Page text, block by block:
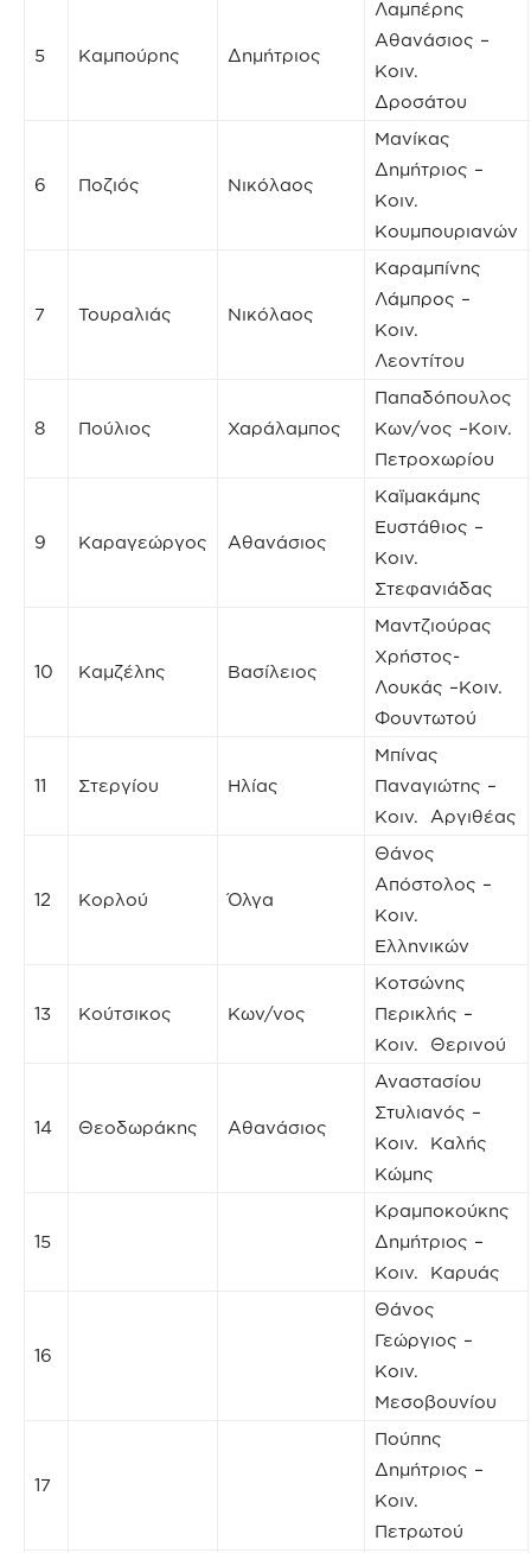
5 Καμπούρης Δημήτριος
Λαμπέρης
Αθανάσιος –
Κοιν.
Δροσάτου
6 Ποζιός Νικόλαος
Μανίκας
Δημήτριος –
Κοιν.
Κουμπουριανών
7 Τουραλιάς Νικόλαος
Καραμπίνης
Λάμπρος –
Κοιν.
Λεοντίτου
8 Πούλιος Χαράλαμπος
Παπαδόπουλος
Κων/νος –Κοιν.
Πετροχωρίου
9 Καραγεώργος Αθανάσιος
Καϊμακάμης
Ευστάθιος –
Κοιν.
Στεφανιάδας
10 Καμζέλης Βασίλειος
Μαντζιούρας
Χρήστος-
Λουκάς –Κοιν.
Φουντωτού
11 Στεργίου Ηλίας
Μπίνας
Παναγιώτης –
Κοιν. Αργιθέας
12 Κορλού Όλγα
Θάνος
Απόστολος –
Κοιν.
Ελληνικών
13 Κούτσικος Κων/νος
Κοτσώνης
Περικλής –
Κοιν. Θερινού
14 Θεοδωράκης Αθανάσιος
Αναστασίου
Στυλιανός –
Κοιν. Καλής
Κώμης
15
Κραμποκούκης
Δημήτριος –
Κοιν. Καρυάς
16
Θάνος
Γεώργιος –
Κοιν.
Μεσοβουνίου
17
Πούπης
Δημήτριος –
Κοιν.
Πετρωτού